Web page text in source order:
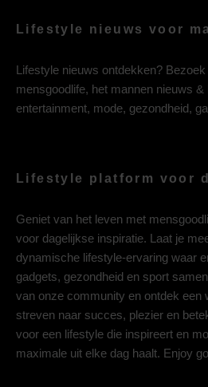
Lifestyle nieuws voor
Lifestyle nieuws ontdekken?
mensgoodlife, het mannen nieuws
entertainment, mode, gezondheid,
Lifestyle platform voor
Geniet van het leven met
voor dagelijkse inspiratie. Laat je
dynamische lifestyle-ervaring waar
gadgets, gezondheid en sport
van onze community en ontdek een
streven naar succes, plezier en
voor een lifestyle die inspireert en
maximale uit elke dag haalt. Enjoy